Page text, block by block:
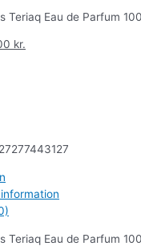
Teriaq Eau de Parfum
kr.
Teriaq Eau de Parfum